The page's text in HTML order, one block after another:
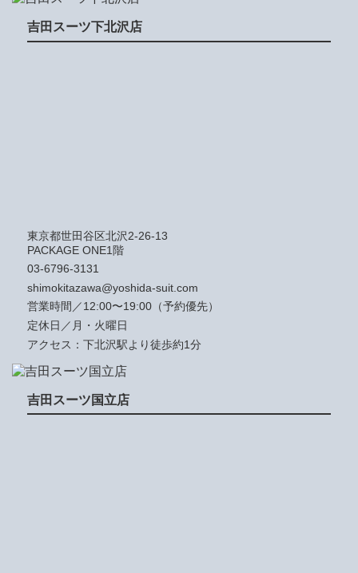
吉田スーツ下北沢店
東京都世田谷区北沢2-26-13
PACKAGE ONE1階
03-6796-3131
shimokitazawa@yoshida-suit.com
営業時間／12:00〜19:00（予約優先）
定休日／月・火曜日
アクセス：下北沢駅より徒歩約1分
吉田スーツ国立店